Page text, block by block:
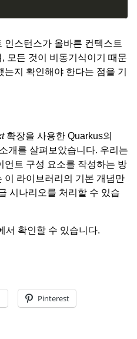
인스턴스가 올바른 컨텍스트
모든 것이 비동기식이기 때문
지 확인해야 한다는 점을 기
확장을 사용한 Quarkus의
개를 살펴보았습니다. 우리는
언트 구성 요소를 작성하는 방
이 라이브러리의 기본 개념만
시나리오를 처리할 수 있습
서 확인할 수 있습니다.
Pinterest